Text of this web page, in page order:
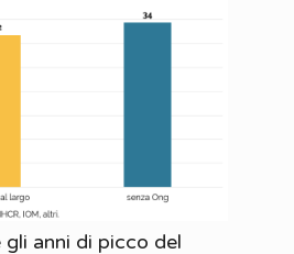
anni di picco del